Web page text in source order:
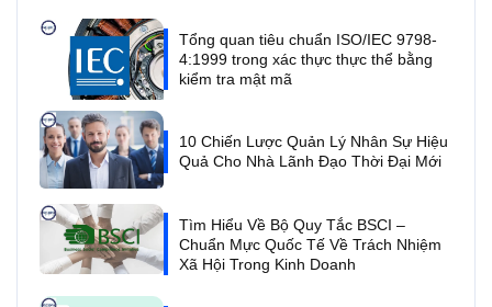
Tổng quan tiêu chuẩn ISO/IEC 9798-
4:1999 trong xác thực thực thể bằng
kiểm tra mật mã
10 Chiến Lược Quản Lý Nhân Sự Hiệu
Quả Cho Nhà Lãnh Đạo Thời Đại Mới
Tìm Hiểu Về Bộ Quy Tắc BSCI –
Chuẩn Mực Quốc Tế Về Trách Nhiệm
Xã Hội Trong Kinh Doanh